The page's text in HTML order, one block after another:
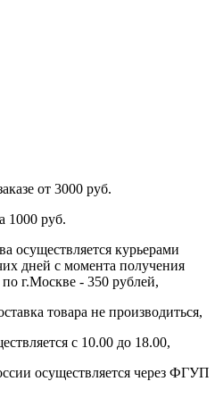
от 3000 руб.
1000 руб.
осуществляется курьерами
дней с момента получения
по г.Москве - 350 рублей,
товара не производиться,
с 10.00 до 18.00,
осуществляется через ФГУП